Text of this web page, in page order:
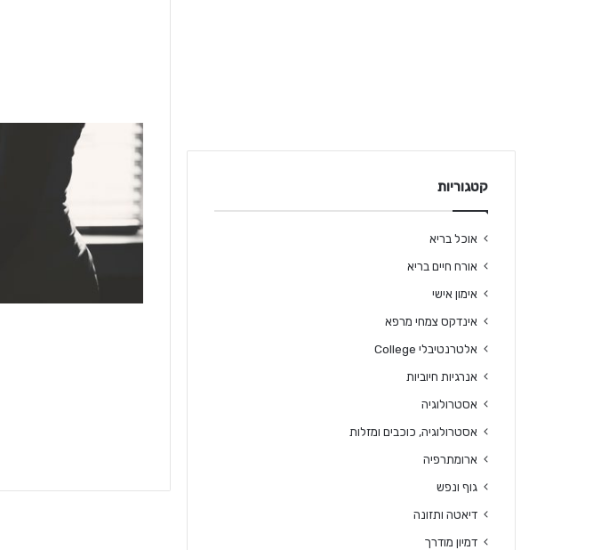
קטגוריות
אוכל בריא
אורח חיים בריא
אימון אישי
אינדקס צמחי מרפא
אלטרנטיבלי College
אנרגיות חיוביות
אסטרולוגיה
אסטרולוגיה, כוכבים ומזלות
ארומתרפיה
גוף ונפש
דיאטה ותזונה
דמיון מודרך